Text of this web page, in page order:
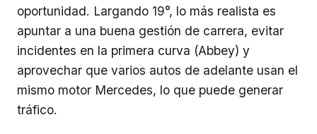
oportunidad. Largando 19°, lo más realista es
apuntar a una buena gestión de carrera, evitar
incidentes en la primera curva (Abbey) y
aprovechar que varios autos de adelante usan el
mismo motor Mercedes, lo que puede generar
tráfico.